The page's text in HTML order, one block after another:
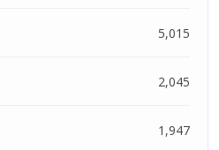
5,015
2,045
1,947